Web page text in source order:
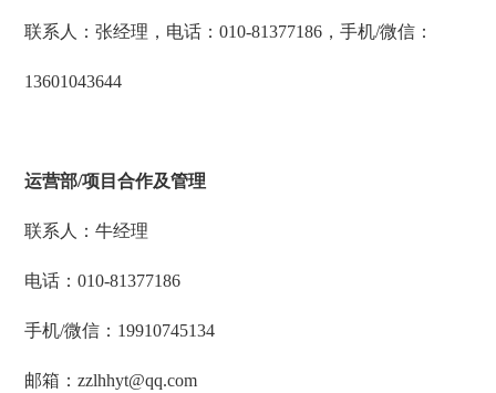
联系人：张经理，电话：010-81377186 ，手机/微信：
13601043644
运营部/项目合作及管理
联系人：牛经理
电话：010-81377186
手机/微信： 19910745134
邮箱：zzlhhyt@qq.com